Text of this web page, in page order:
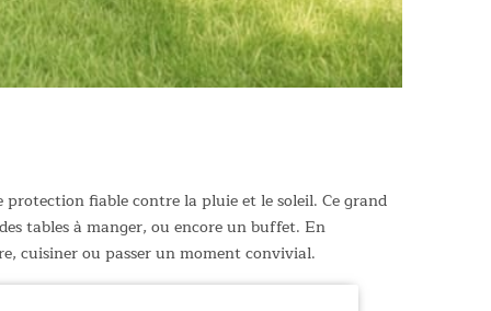
fiable contre la pluie et le soleil. Ce grand
tables à manger, ou encore un buffet. En
cuisiner ou passer un moment convivial.